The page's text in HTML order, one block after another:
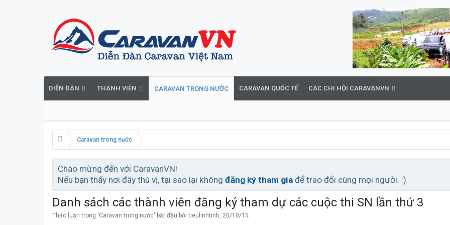
DIỄN ĐÀN THÀNH VIÊN CARAVAN TRONG NƯỚC CARAVAN QUỐC TẾ CÁC CHI HỘI CARAVANVN
Caravan trong nước
Chào mừng đến với CaravanVN!
Nếu bạn thấy nơi đây thú vị, tại sao lại không đăng ký tham gia để trao đổi cùng mọi người. :)
Danh sách các thành viên đăng ký tham dự các cuộc thi SN lần thứ 3
Thảo luận trong 'Caravan trong nước' bắt đầu bởitieulinhtinh, 20/10/15.